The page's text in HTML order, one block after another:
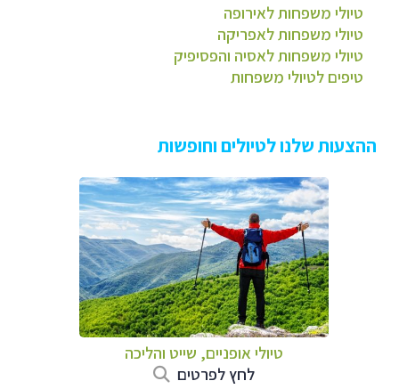
טיולי משפחות לאירופה
טיולי משפחות לאפריקה
טיולי משפחות לאסיה והפסיפיק
טיפים לטיולי משפחות
ההצעות שלנו לטיולים וחופשות
טיולי אופניים, שייט והליכה
לחץ לפרטים